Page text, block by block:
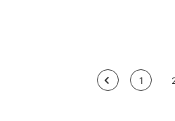
< 1